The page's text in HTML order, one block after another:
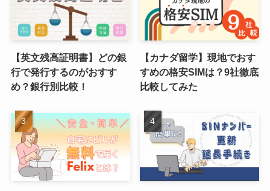
【英文残高証明書】どの銀
行で発行するのがおすす
め？銀行別比較！
【カナダ留学】現地でおす
すめの格安SIMは？9社徹底
比較してみた